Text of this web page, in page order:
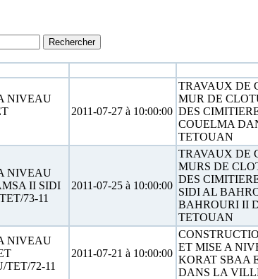
NIVEAU
2011-07-27 à 10:00:00
TRAVAUX DE
MUR DE
DES
COUELMA
TETOUAN
NIVEAU
II SIDI
73-11
2011-07-25 à 10:00:00
TRAVAUX DE
MURS DE
DES
SIDI AL
BAHROURI II
TETOUAN
NIVEAU
72-11
2011-07-21 à 10:00:00
ET MISE A
KORAT SBAA
DANS LA